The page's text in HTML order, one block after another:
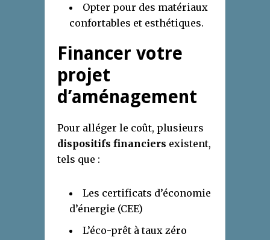
Opter pour des matériaux
confortables et esthétiques.
Financer votre
projet
d’aménagement
Pour alléger le coût, plusieurs
dispositifs financiers existent,
tels que :
Les certificats d’économie
d’énergie (CEE)
L’éco-prêt à taux zéro